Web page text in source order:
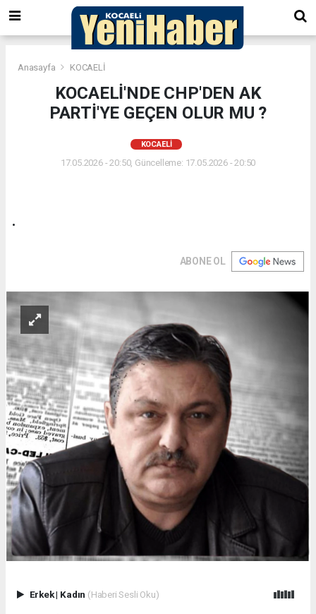
Anasayfa KOCAELİ
KOCAELİ'NDE CHP'DEN AK
PARTİ'YE GEÇEN OLUR MU ?
KOCAELİ
17.05.2026 - 20:50, Güncelleme: 17.05.2026 - 20:50
.
ABONE OL
Erkek| Kadın (Haberi Sesli Oku)